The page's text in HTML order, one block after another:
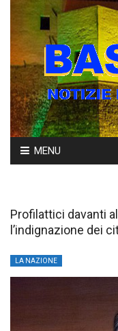
Skip
to
MENU
Profilattici davanti
l’indignazione dei
LA NAZIONE